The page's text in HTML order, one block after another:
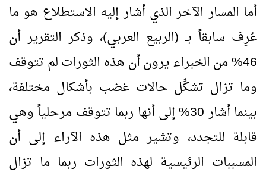
أما المسار الآخر الذي أشار إليه الاستطلاع هو ما
عُرِف سابقاً بــ (الربيع العربي)، وذكر التقرير أن
46% من الخبراء يرون أن هذه الثورات لم تتوقف
وما تزال تشكِّل حالات غضب بأشكال مختلفة،
بينما أشار 30% إلى أنها ربما تتوقف مرحلياً وهي
قابلة للتجدد، وتشير مثل هذه الآراء إلى أن
المسببات الرئيسية لهذه الثورات ربما ما تزال